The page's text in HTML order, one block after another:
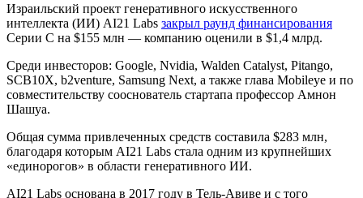
Израильский проект генеративного искусственного
интеллекта (ИИ) AI21 Labs закрыл раунд финансирования
Серии С на $155 млн — компанию оценили в $1,4 млрд.
Среди инвесторов: Google, Nvidia, Walden Catalyst, Pitango,
SCB10X, b2venture, Samsung Next, а также глава Mobileye и по
совместительству сооснователь стартапа профессор Амнон
Шашуа.
Общая сумма привлеченных средств составила $283 млн,
благодаря которым AI21 Labs стала одним из крупнейших
«единорогов» в области генеративного ИИ.
AI21 Labs основана в 2017 году в Тель-Авиве и с того